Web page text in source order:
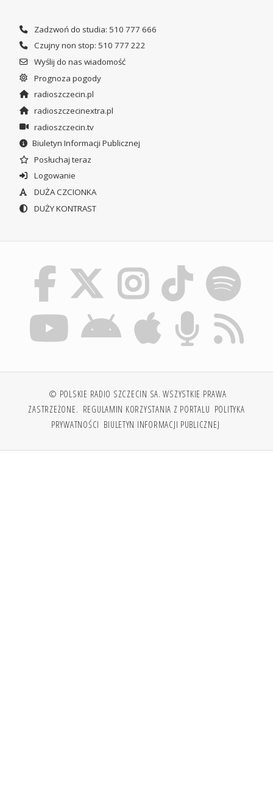
Zadzwoń do studia: 510 777 666
Czujny non stop: 510 777 222
Wyślij do nas wiadomość
Prognoza pogody
radioszczecin.pl
radioszczecinextra.pl
radioszczecin.tv
Biuletyn Informacji Publicznej
Posłuchaj teraz
Logowanie
DUŻA CZCIONKA
DUŻY KONTRAST
© POLSKIE RADIO SZCZECIN SA. WSZYSTKIE PRAWA
ZASTRZEŻONE. REGULAMIN KORZYSTANIA Z PORTALU POLITYKA
PRYWATNOŚCI BIULETYN INFORMACJI PUBLICZNEJ